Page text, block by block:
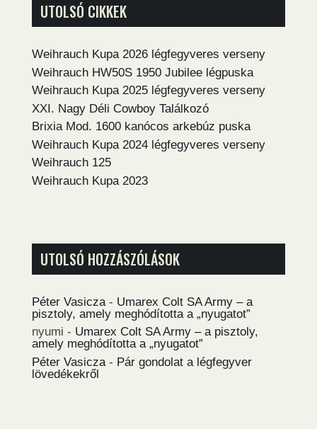
UTOLSÓ CIKKEK
Weihrauch Kupa 2026 légfegyveres verseny
Weihrauch HW50S 1950 Jubilee légpuska
Weihrauch Kupa 2025 légfegyveres verseny
XXI. Nagy Déli Cowboy Találkozó
Brixia Mod. 1600 kanócos arkebúz puska
Weihrauch Kupa 2024 légfegyveres verseny
Weihrauch 125
Weihrauch Kupa 2023
UTOLSÓ HOZZÁSZÓLÁSOK
Péter Vasicza - Umarex Colt SA Army – a
pisztoly, amely meghódította a „nyugatot”
nyumi - Umarex Colt SA Army – a pisztoly,
amely meghódította a „nyugatot”
Péter Vasicza - Pár gondolat a légfegyver
lövedékekről